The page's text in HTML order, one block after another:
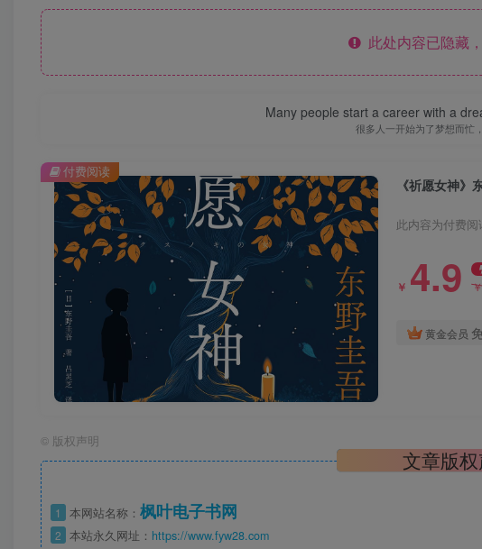
此处内容已隐藏
Many people start a career with a
很多人一开始为了梦想而忙
《祈愿女神
此内容为付费
￥ 4.9
黄金会员
付费阅读
© 版权声明
文章版
1 本网站名称： 枫叶电子书网
2 本站永久网址： https://www.fyw28.com